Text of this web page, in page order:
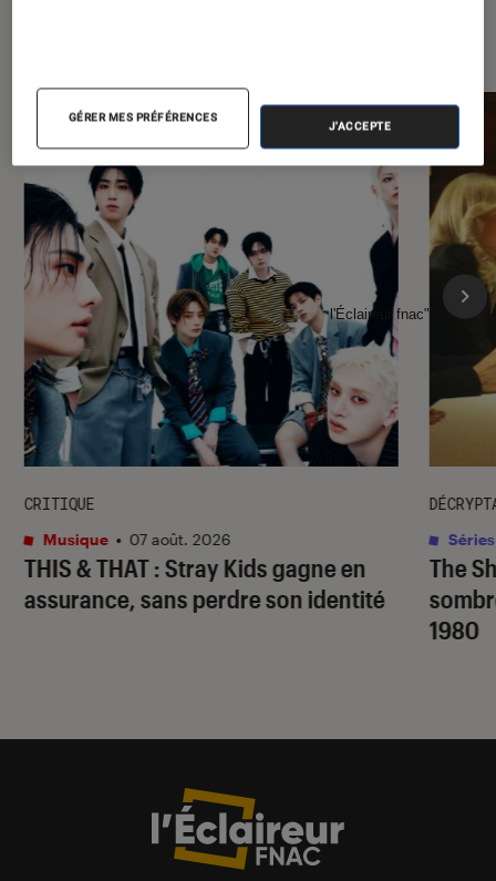
THIS & THAT: Stray Kids gagne en
assurance, sans perdre son identité
CRITIQUE
Musique • 07 août. 2026
The
1980
Séries
l'Éclaireur fnac">
GÉRER MES PRÉFÉRENCES
J'ACCEPTE